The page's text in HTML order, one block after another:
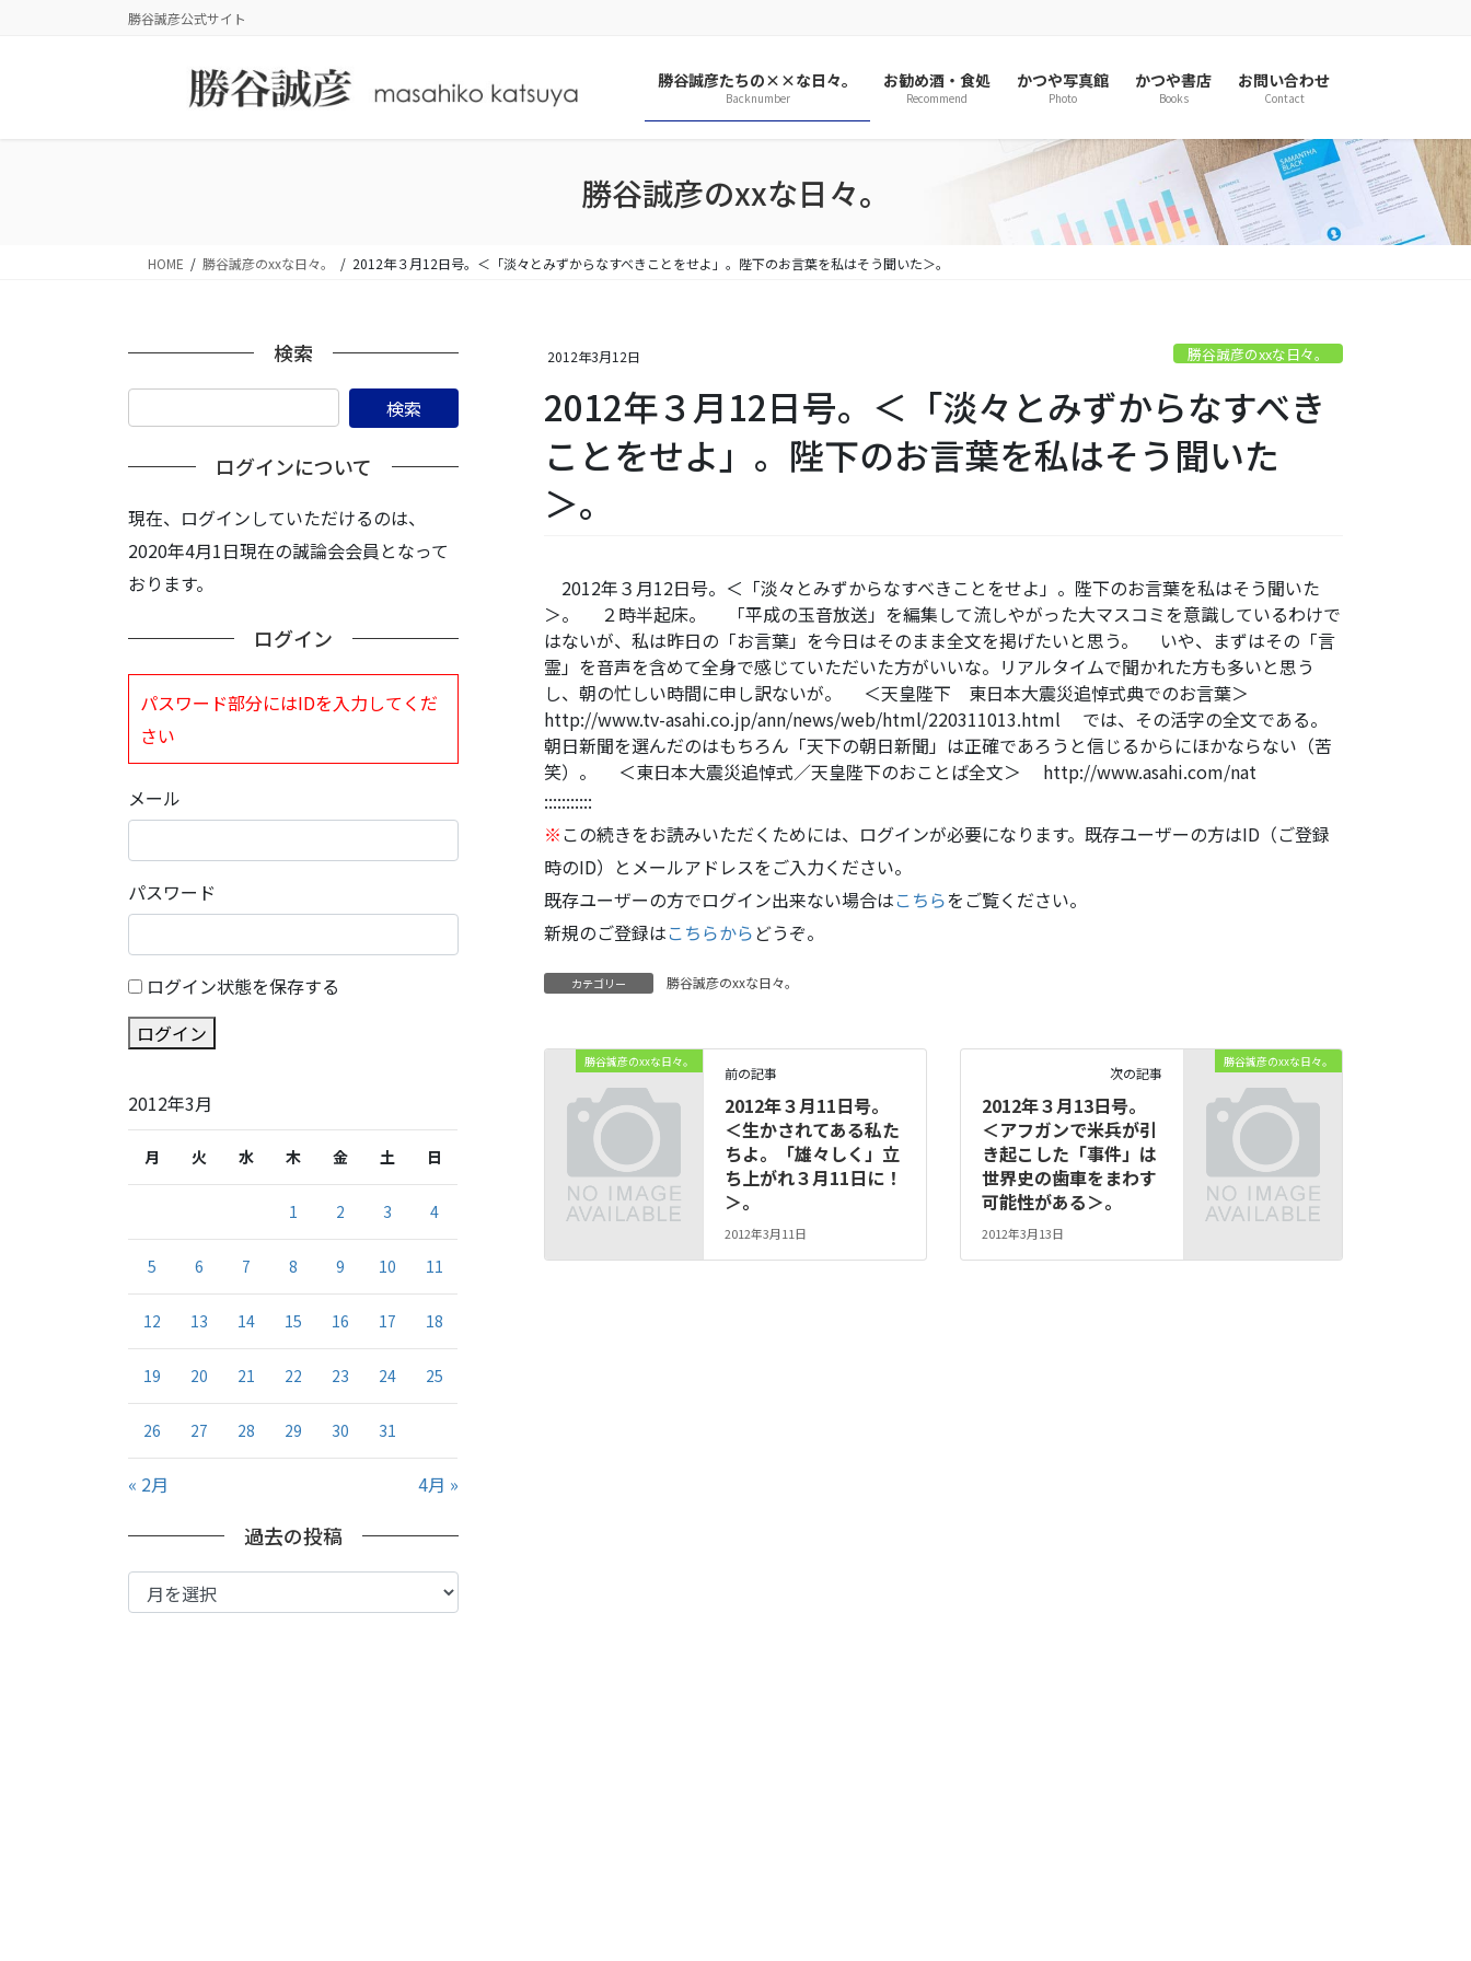
勝谷誠彦公式サイト
勝谷誠彦たちの××な日々。
Backnumber
お勧め酒・食処
Recommend
かつや写真館
Photo
かつや書店
Books
お問い合わせ
Contact
勝谷誠彦のxxな日々。
HOME 勝谷誠彦のxxな日々。 2012年３月12日号。＜「淡々とみずからなすべきことをせよ」。陛下のお言葉を私はそう聞いた＞。
2012年3月12日 勝谷誠彦のxxな日々。
2012年３月12日号。＜「淡々とみずからなすべき
ことをせよ」。陛下のお言葉を私はそう聞いた
＞。
2012年３月12日号。＜「淡々とみずからなすべきことをせよ」。陛下のお言葉を私はそう聞いた
＞。 ２時半起床。 「平成の玉音放送」を編集して流しやがった大マスコミを意識しているわけで
はないが、私は昨日の「お言葉」を今日はそのまま全文を掲げたいと思う。 いや、まずはその「言
霊」を音声を含めて全身で感じていただいた方がいいな。リアルタイムで聞かれた方も多いと思う
し、朝の忙しい時間に申し訳ないが。 ＜天皇陛下 東日本大震災追悼式典でのお言葉＞
http://www.tv-asahi.co.jp/ann/news/web/html/220311013.html では、その活字の全文である。
朝日新聞を選んだのはもちろん「天下の朝日新聞」は正確であろうと信じるからにほかならない（苦
笑）。 ＜東日本大震災追悼式／天皇陛下のおことば全文＞ http://www.asahi.com/nat
:::::::::::
※ この続きをお読みいただくためには、ログインが必要になります。既存ユーザーの方はID（ご登録
時のID）とメールアドレスをご入力ください。
既存ユーザーの方でログイン出来ない場合はこちらをご覧ください。
新規のご登録はこちらから どうぞ。
カテゴリー 勝谷誠彦のxxな日々。
勝谷誠彦のxxな日々。
前の記事
2012年３月11日号。
＜生かされてある私た
ちよ。「雄々しく」立
ち上がれ３月11日に！
＞。
2012年3月11日
勝谷誠彦のxxな日々。
次の記事
2012年３月13日号。
＜アフガンで米兵が引
き起こした「事件」は
世界史の歯車をまわす
可能性がある＞。
2012年3月13日
検索
ログインについて
現在、ログインしていただけるのは、
2020年4月1日現在の誠論会会員となって
おります。
ログイン
パスワード部分にはIDを入力してくだ
さい
メール
パスワード
ログイン状態を保存する
ログイン
2012年3月
月 火 水 木 金 土 日
1 2 3 4
5 6 7 8 9 10 11
12 13 14 15 16 17 18
19 20 21 22 23 24 25
26 27 28 29 30 31
« 2月 4月 »
過去の投稿
過
去